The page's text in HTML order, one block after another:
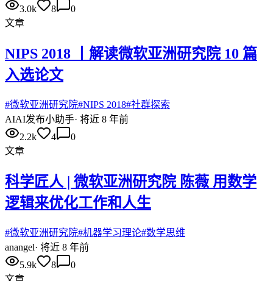
3.0k
8
0
文章
NIPS 2018 丨解读微软亚洲研究院 10 篇
入选论文
#微软亚洲研究院#NIPS 2018#社群探索
AIAI发布小助手· 将近 8 年前
2.2k
4
0
文章
科学匠人 | 微软亚洲研究院 陈薇 用数学
逻辑来优化工作和人生
#微软亚洲研究院#机器学习理论#数学思维
anangel· 将近 8 年前
5.9k
8
0
文章